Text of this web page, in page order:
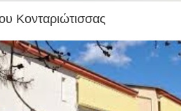
Κονταριώτισσας